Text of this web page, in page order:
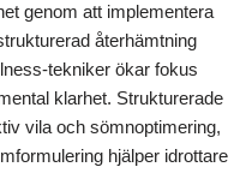
genom att implementera
återhämtning
tekniker ökar fokus
klarhet. Strukturerade
vila och sömnoptimering,
hjälper idrottare